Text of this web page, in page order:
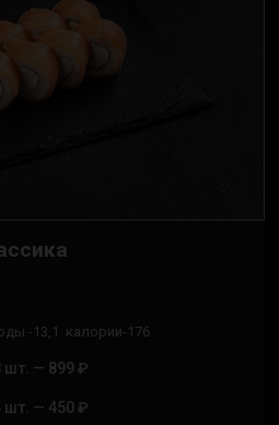
-13,1. калории-176
шт. — 899 ₽
шт. — 450 ₽